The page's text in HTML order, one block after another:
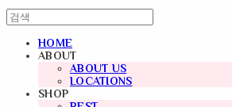
HOME
ABOUT
ABOUT US
LOCATIONS
SHOP